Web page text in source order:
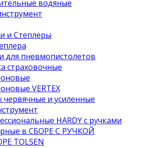
водяные
и Степлеры
для пневмопистолетов
страховочные
VERTEX
и усиленные
HARDY с ручками
в СБОРЕ С РУЧКОЙ
TOLSEN